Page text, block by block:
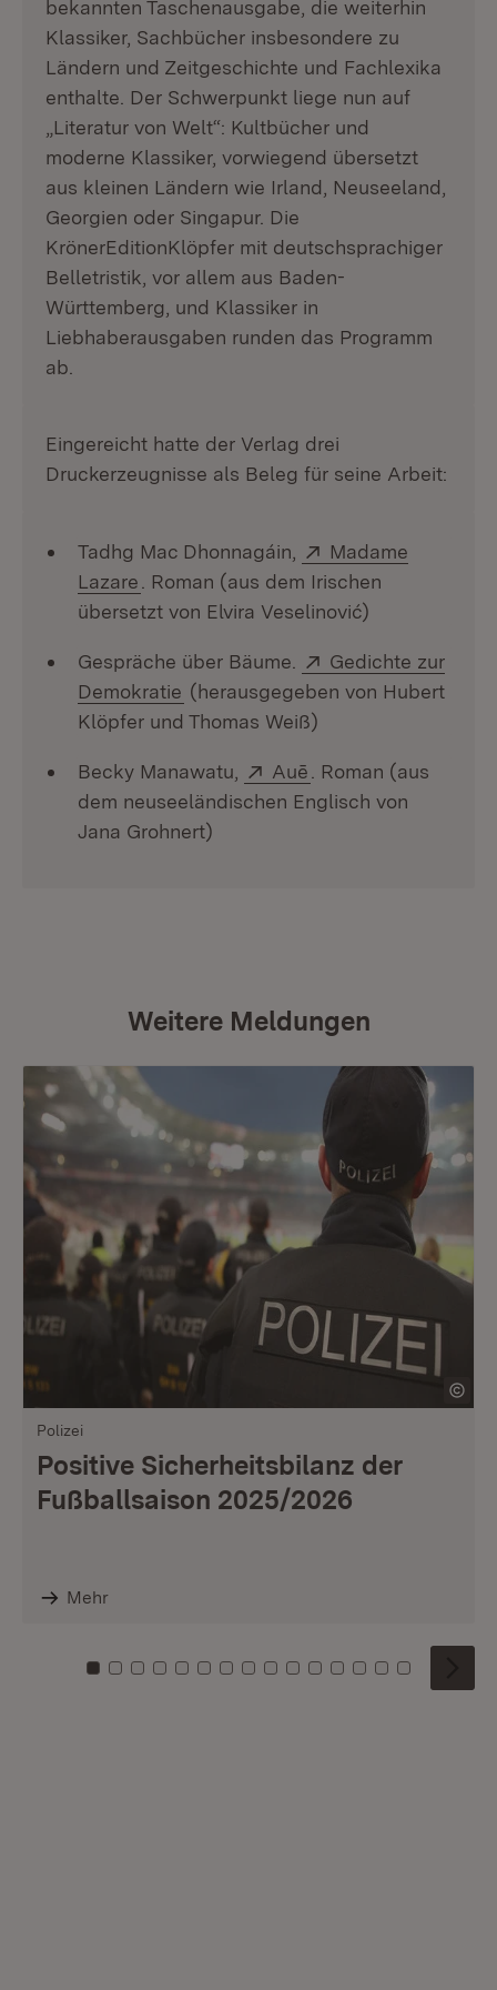
bekannten Taschenausgabe, die weiterhin
Klassiker, Sachbücher insbesondere zu
Ländern und Zeitgeschichte und Fachlexika
enthalte. Der Schwerpunkt liege nun auf
„Literatur von Welt“: Kultbücher und
moderne Klassiker, vorwiegend übersetzt
aus kleinen Ländern wie Irland, Neuseeland,
Georgien oder Singapur. Die
KrönerEditionKlöpfer mit deutschsprachiger
Belletristik, vor allem aus Baden-
Württemberg, und Klassiker in
Liebhaberausgaben runden das Programm
ab.
Eingereicht hatte der Verlag drei
Druckerzeugnisse als Beleg für seine Arbeit:
Tadhg Mac Dhonnagáin, Extern:
Madame
Lazare (Öffnet in neuem Fenster)
. Roman (aus dem Irischen
übersetzt von Elvira Veselinović)
Gespräche über Bäume. Extern:
Gedichte zur
Demokratie (Öffnet in neuem Fenster)
(herausgegeben von Hubert
Klöpfer und Thomas Weiß)
Becky Manawatu, Extern:
Auē (Öffnet in neuem
. Roman (aus
dem neuseeländischen Englisch von
Jana Grohnert)
Weitere Meldungen
Polizei
Positive Sicherheitsbilanz der
Fußballsaison 2025/2026
Mehr
Zu Kachel: 0
Zu Kachel: 1
Zu Kachel: 2
Zu Kachel: 3
Zu Kachel: 4
Zu Kachel: 5
Zu Kachel: 6
Zu Kachel: 7
Zu Kachel: 8
Zu Kachel: 9
Zu Kachel: 10
Zu Kachel: 11
Zu Kachel: 12
Zu Kachel:
Zu